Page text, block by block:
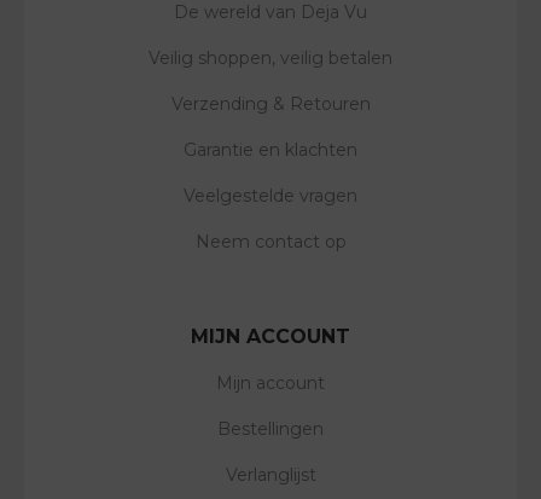
De wereld van Deja Vu
Veilig shoppen, veilig betalen
Verzending & Retouren
Garantie en klachten
Veelgestelde vragen
Neem contact op
MIJN ACCOUNT
Mijn account
Bestellingen
Verlanglijst